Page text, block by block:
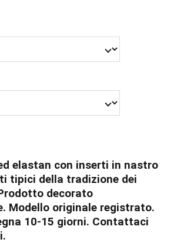
elastan con inserti in nastro
tipici della tradizione dei
decorato
Modello originale registrato.
10-15 giorni. Contattaci